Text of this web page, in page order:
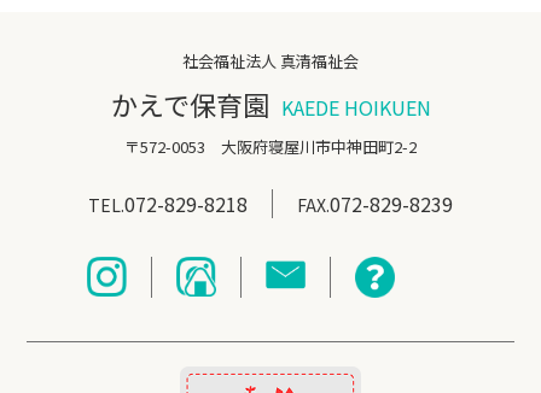
社会福祉法人 真清福祉会
かえで保育園 KAEDE HOIKUEN
〒572-0053 大阪府寝屋川市中神田町2-2
TEL.072-829-8218 FAX.072-829-8239